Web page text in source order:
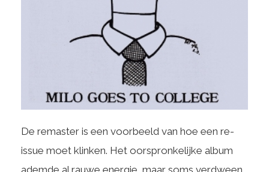
De remaster is een voorbeeld van hoe een re-
issue moet klinken. Het oorspronkelijke album
ademde al rauwe energie, maar soms verdween